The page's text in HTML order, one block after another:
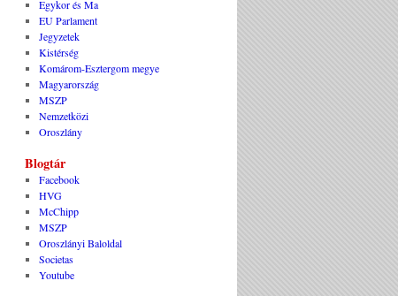
Egykor és Ma
EU Parlament
Jegyzetek
Kistérség
Komárom-Esztergom megye
Magyarország
MSZP
Nemzetközi
Oroszlány
Blogtár
Facebook
HVG
McChipp
MSZP
Oroszlányi Baloldal
Societas
Youtube